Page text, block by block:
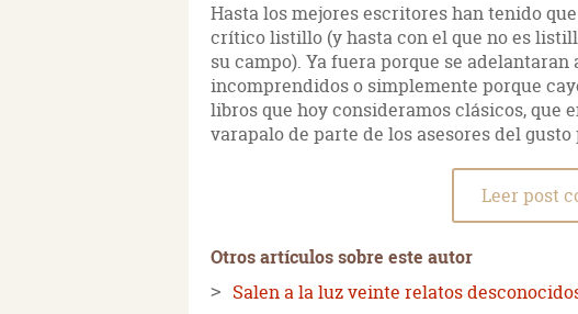
Hasta los mejores escritores han tenido
crítico listillo (y hasta con el que no es
su campo). Ya fuera porque se
incomprendidos o simplemente porque
libros que hoy consideramos clásicos, que
varapalo de parte de los asesores del gusto
Leer post
Otros artículos sobre este autor
Salen a la luz veinte relatos